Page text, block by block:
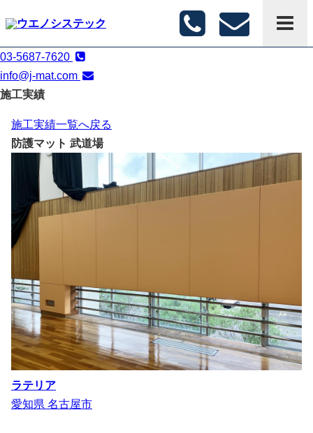
03-5687-7620
info@j-mat.com
施工実績
施工実績一覧へ戻る
防護マット 武道場
ラテリア
愛知県 名古屋市